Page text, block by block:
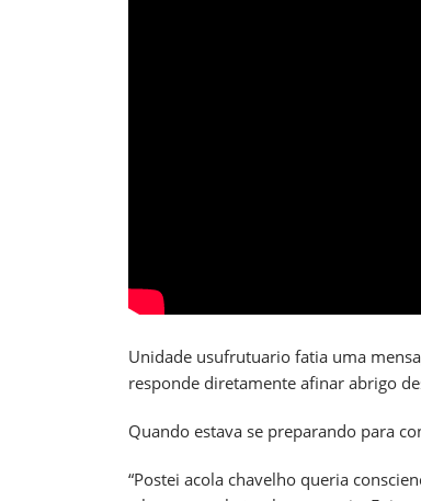
Unidade usufrutuario fatia uma
responde diretamente afinar abrigo
Quando estava se preparando para
“Postei acola chavelho queria